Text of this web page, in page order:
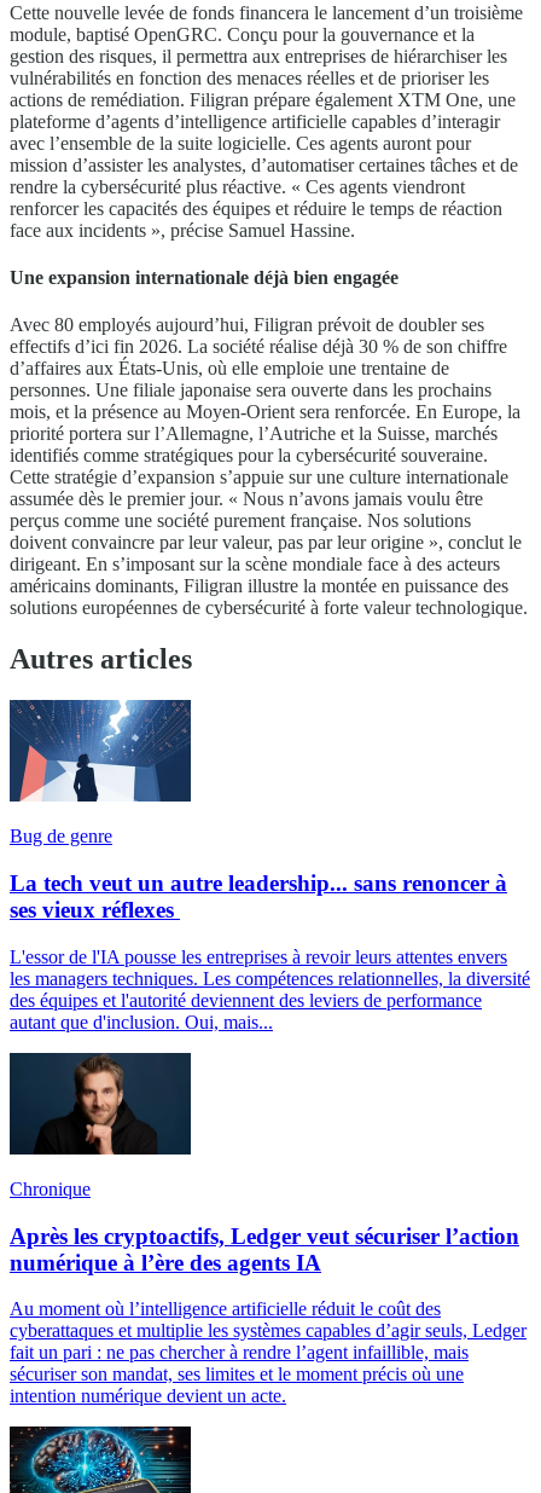
Cette nouvelle levée de fonds financera le lancement d’un troisième
module, baptisé OpenGRC. Conçu pour la gouvernance et la
gestion des risques, il permettra aux entreprises de hiérarchiser les
vulnérabilités en fonction des menaces réelles et de prioriser les
actions de remédiation. Filigran prépare également XTM One, une
plateforme d’agents d’intelligence artificielle capables d’interagir
avec l’ensemble de la suite logicielle. Ces agents auront pour
mission d’assister les analystes, d’automatiser certaines tâches et de
rendre la cybersécurité plus réactive. « Ces agents viendront
renforcer les capacités des équipes et réduire le temps de réaction
face aux incidents », précise Samuel Hassine.
Une expansion internationale déjà bien engagée
Avec 80 employés aujourd’hui, Filigran prévoit de doubler ses
effectifs d’ici fin 2026. La société réalise déjà 30 % de son chiffre
d’affaires aux États-Unis, où elle emploie une trentaine de
personnes. Une filiale japonaise sera ouverte dans les prochains
mois, et la présence au Moyen-Orient sera renforcée. En Europe, la
priorité portera sur l’Allemagne, l’Autriche et la Suisse, marchés
identifiés comme stratégiques pour la cybersécurité souveraine.
Cette stratégie d’expansion s’appuie sur une culture internationale
assumée dès le premier jour. « Nous n’avons jamais voulu être
perçus comme une société purement française. Nos solutions
doivent convaincre par leur valeur, pas par leur origine », conclut le
dirigeant. En s’imposant sur la scène mondiale face à des acteurs
américains dominants, Filigran illustre la montée en puissance des
solutions européennes de cybersécurité à forte valeur technologique.
Autres articles
Bug de genre
La tech veut un autre leadership... sans renoncer à
ses vieux réflexes
L'essor de l'IA pousse les entreprises à revoir leurs attentes envers
les managers techniques. Les compétences relationnelles, la diversité
des équipes et l'autorité deviennent des leviers de performance
autant que d'inclusion. Oui, mais...
Chronique
Après les cryptoactifs, Ledger veut sécuriser l’action
numérique à l’ère des agents IA
Au moment où l’intelligence artificielle réduit le coût des
cyberattaques et multiplie les systèmes capables d’agir seuls, Ledger
fait un pari : ne pas chercher à rendre l’agent infaillible, mais
sécuriser son mandat, ses limites et le moment précis où une
intention numérique devient un acte.